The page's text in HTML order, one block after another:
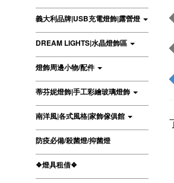
義大利品牌|USB充電燈飾|露營燈
DREAM LIGHTS|水晶燈飾區
燈飾周邊小物/配件
蒂芬妮燈飾|手工彩繪玻璃燈飾
南洋風|各式風格|家飾傢俱館
防疫必備/殺菌燈/抑菌燈
❖燈具租借❖